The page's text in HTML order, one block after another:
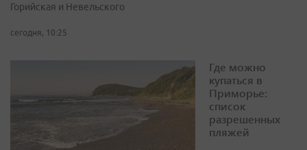
Горийская и Невельского
сегодня, 10:25
Где можно
купаться в
Приморье:
список
разрешенных
пляжей